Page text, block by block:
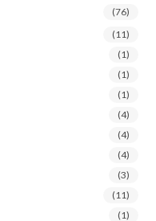
(76)
(11)
(1)
(1)
(1)
(4)
(4)
(4)
(3)
(11)
(1)